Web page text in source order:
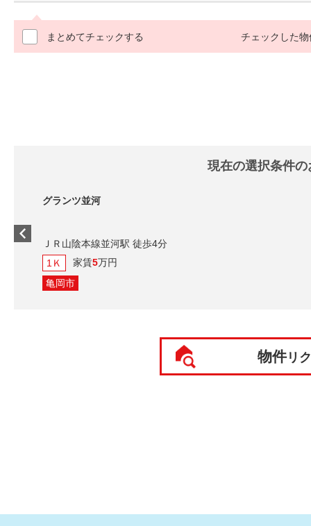
まとめてチェックする チェックした物
現在の選択条件
グランツ並河
ＪＲ山陰本線並河駅 徒歩4分
1Ｋ
家賃5万円
亀岡市
物件リ